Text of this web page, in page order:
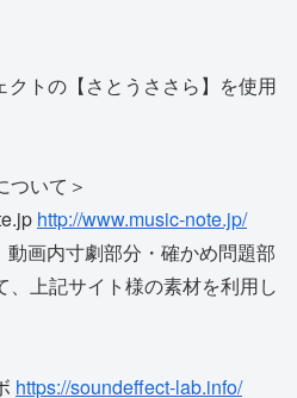
クトの【さとうささら】を使用
ついて＞
http://www.music-note.jp/
動画内寸劇部分・確かめ問題部
上記サイト様の素材を利用し
https://soundeffect-lab.info/